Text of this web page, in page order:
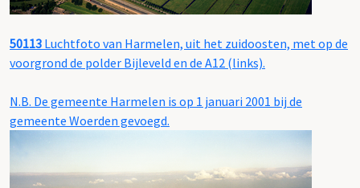
50113 Luchtfoto van Harmelen, uit het zuidoosten, met op de
voorgrond de polder Bijleveld en de A12 (links).
N.B. De gemeente Harmelen is op 1 januari 2001 bij de
gemeente Woerden gevoegd.